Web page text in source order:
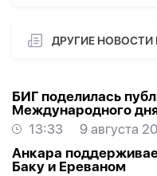
ДРУГИЕ НОВОСТИ
БИГ поделилась
Международного
13:33
9 августа
Анкара
Баку и Ереваном